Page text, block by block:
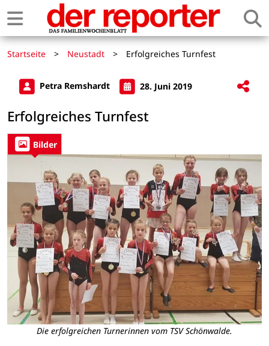
Startseite > Neustadt > Erfolgreiches Turnfest
Petra Remshardt 28. Juni 2019
Erfolgreiches Turnfest
Bilder
Die erfolgreichen Turnerinnen vom TSV Schönwalde.